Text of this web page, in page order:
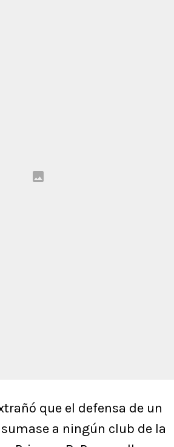
que el defensa de un
a ningún club de la